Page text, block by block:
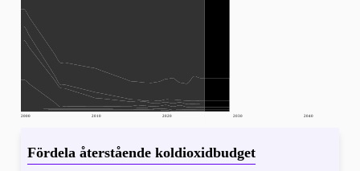
2000 2010 2020 2030 2040
Fördela återstående koldioxidbudget